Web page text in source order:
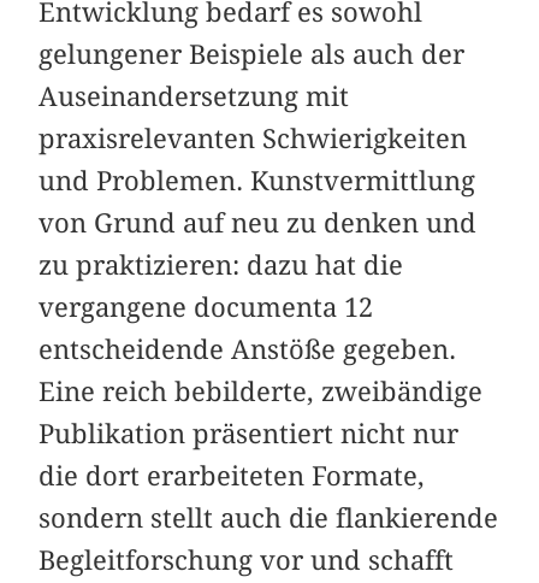
Entwicklung bedarf es sowohl
gelungener Beispiele als auch der
Auseinandersetzung mit
praxisrelevanten Schwierigkeiten
und Problemen. Kunstvermittlung
von Grund auf neu zu denken und
zu praktizieren: dazu hat die
vergangene documenta 12
entscheidende Anstöße gegeben.
Eine reich bebilderte, zweibändige
Publikation präsentiert nicht nur
die dort erarbeiteten Formate,
sondern stellt auch die flankierende
Begleitforschung vor und schafft